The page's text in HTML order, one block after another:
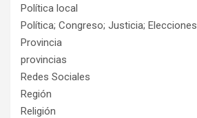
Política local
Política; Congreso; Justicia; Elecciones
Provincia
provincias
Redes Sociales
Región
Religión